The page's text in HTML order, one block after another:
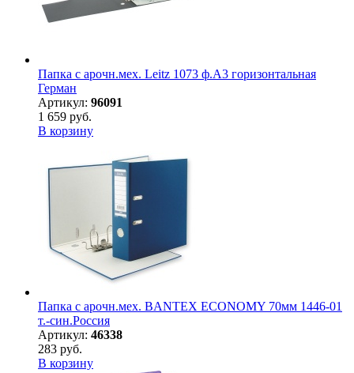
Папка с арочн.мех. Leitz 1073 ф.A3 горизонтальная
Герман
Артикул: 96091
1 659 руб.
В корзину
Папка с арочн.мех. BANTEX ECONOMY 70мм 1446-01
т.-син.Россия
Артикул: 46338
283 руб.
В корзину